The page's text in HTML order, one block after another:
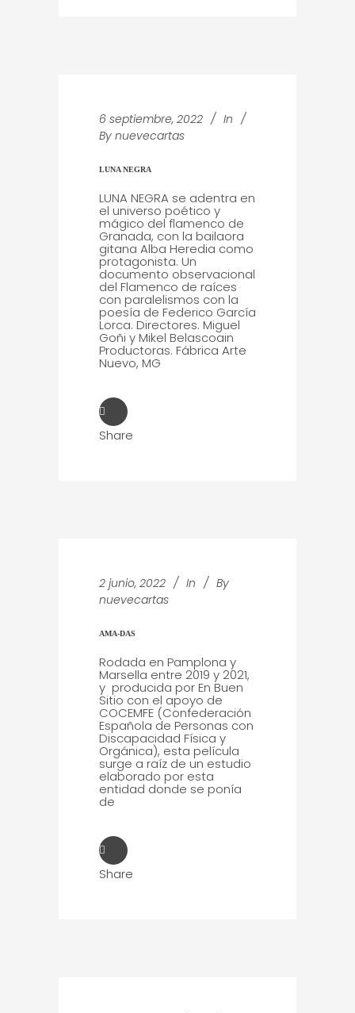
6 septiembre, 2022
In
By nuevecartas
LUNA NEGRA
LUNA NEGRA se adentra en
el universo poético y
mágico del flamenco de
Granada, con la bailaora
gitana Alba Heredia como
protagonista. Un
documento observacional
del Flamenco de raíces
con paralelismos con la
poesía de Federico García
Lorca. Directores. Miguel
Goñi y Mikel Belascoain
Productoras. Fábrica Arte
Nuevo, MG
Share
2 junio, 2022 In
By
nuevecartas
AMA-DAS
Rodada en Pamplona y
Marsella entre 2019 y 2021,
y producida por En Buen
Sitio con el apoyo de
COCEMFE (Confederación
Española de Personas con
Discapacidad Física y
Orgánica), esta película
surge a raíz de un estudio
elaborado por esta
entidad donde se ponía
de
Share